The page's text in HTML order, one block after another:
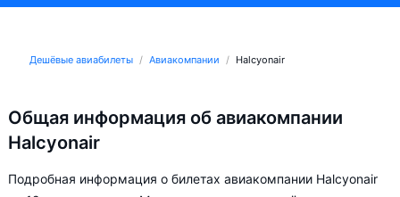
Дешёвые авиабилеты Авиакомпании Halcyonair
Общая информация об авиакомпании
Halcyonair
Подробная информация о билетах авиакомпании Halcyonair